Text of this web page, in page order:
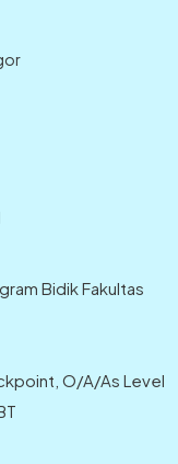
Bidik Fakultas
O/A/As Level